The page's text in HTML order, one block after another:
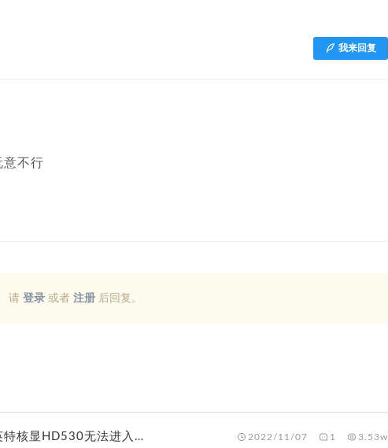
我来回复
意不行
请 登录 或者 注册 后回复。
12.6Monterey系统用Hackintool仿冒英特核显HD530无法进入系统 2022/11/07 1 3.53w